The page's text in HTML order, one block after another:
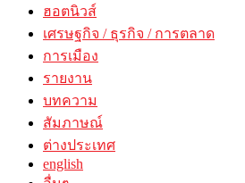
ฮอตนิวส์
เศรษฐกิจ / ธุรกิจ / การตลาด
การเมือง
รายงาน
บทความ
สัมภาษณ์
ต่างประเทศ
english